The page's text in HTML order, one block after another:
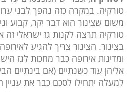
טורקיה. במקרה כזה נהפך לבני
משום שצינור הוא דבר יקר, קבוע
טורקיה תרצה לקנות גז ישראלי זה
בצינור. הצינור צריך להגיע
ומדינות אירופה כבר מחכות לגז
אליהן עוד כשנתיים (אם בינתיים
למעלה יתחילו לסכם כבר את עניין